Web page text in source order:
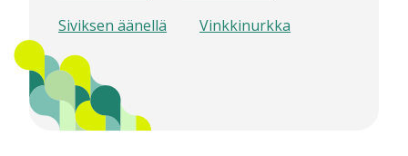
Siviksen äänellä
Vinkkinurkka